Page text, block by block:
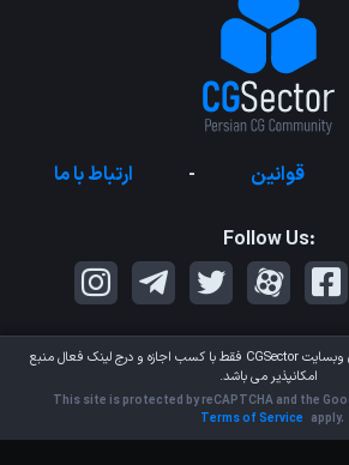
قوانین - ارتباط با ما
Follow Us:
وبسایتCGSector فقط با کسب اجازه و درج لینک فعال منبع
امکانپذیر می باشد.
This site is protected by reCAPTCHA and the
Terms of Service apply.